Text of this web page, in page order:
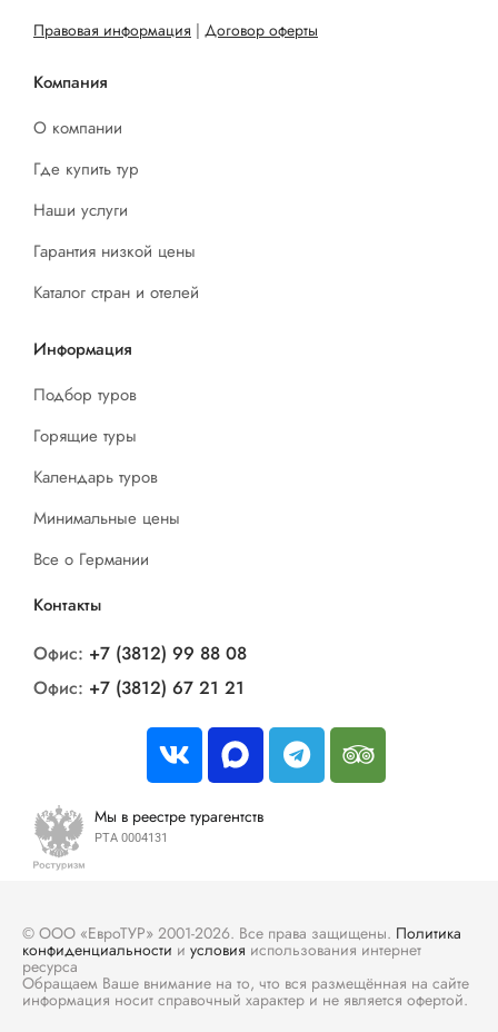
Правовая информация | Договор оферты
Компания
О компании
Где купить тур
Наши услуги
Гарантия низкой цены
Каталог стран и отелей
Информация
Подбор туров
Горящие туры
Календарь туров
Минимальные цены
Все о Германии
Контакты
Офис: +7 (3812) 99 88 08
Офис: +7 (3812) 67 21 21
Мы в реестре турагентств
РТА 0004131
© ООО «ЕвроТУР» 2001-2026. Все права защищены. Политика
конфиденциальности и условия использования интернет
ресурса
Обращаем Ваше внимание на то, что вся размещённая на сайте
информация носит справочный характер и не является офертой.